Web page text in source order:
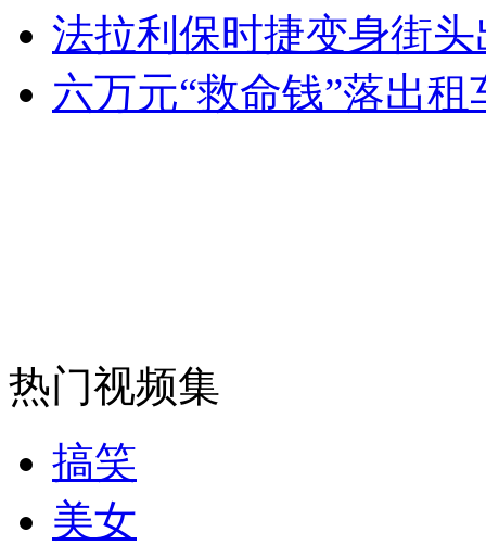
无痛分娩是否安全 医生回应
外交部：反对强权政治霸凌主义
走！跟着总书记去植树
消防员救轻生者
法拉利保时捷变身街
六万元“救命钱”落出
热门视频集
搞笑
美女